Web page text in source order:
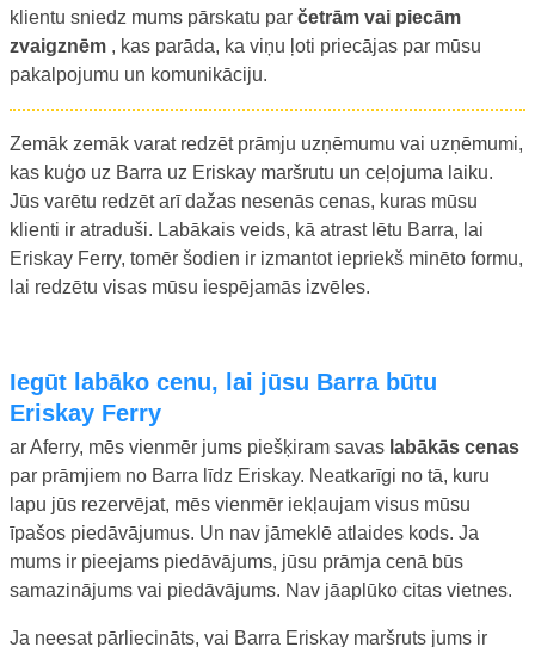
klientu sniedz mums pārskatu par četrām vai piecām
zvaigznēm , kas parāda, ka viņu ļoti priecājas par mūsu
pakalpojumu un komunikāciju.
Zemāk zemāk varat redzēt prāmju uzņēmumu vai uzņēmumi,
kas kuģo uz Barra uz Eriskay maršrutu un ceļojuma laiku.
Jūs varētu redzēt arī dažas nesenās cenas, kuras mūsu
klienti ir atraduši. Labākais veids, kā atrast lētu Barra, lai
Eriskay Ferry, tomēr šodien ir izmantot iepriekš minēto formu,
lai redzētu visas mūsu iespējamās izvēles.
iegūt labāko cenu, lai jūsu Barra būtu
Eriskay Ferry
ar Aferry, mēs vienmēr jums piešķiram savas labākās cenas
par prāmjiem no Barra līdz Eriskay. Neatkarīgi no tā, kuru
lapu jūs rezervējat, mēs vienmēr iekļaujam visus mūsu
īpašos piedāvājumus. Un nav jāmeklē atlaides kods. Ja
mums ir pieejams piedāvājums, jūsu prāmja cenā būs
samazinājums vai piedāvājums. Nav jāaplūko citas vietnes.
Ja neesat pārliecināts, vai Barra Eriskay maršruts jums ir